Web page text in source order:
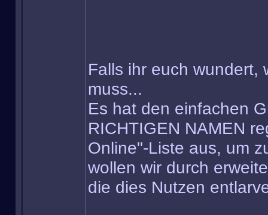
Falls ihr euch wundert,
muss...
Es hat den einfachen
RICHTIGEN NAMEN
Online"-Liste aus, um
wollen wir durch
die dies Nutzen